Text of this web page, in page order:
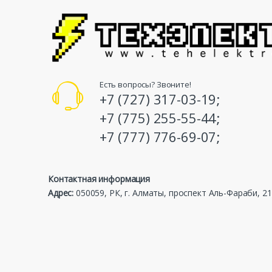
Есть вопросы? Звоните!
+7 (727) 317-03-19;
+7 (775) 255-55-44;
+7 (777) 776-69-07;
Контактная информация
Адрес: 050059, РК, г. Алматы, проспект Аль-Фараби,